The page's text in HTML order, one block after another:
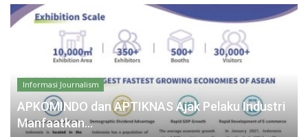
Informasi Journalism
APKOMINDO dan APTIKNAS Ajak Pelaku Industri
Manfaatkan...